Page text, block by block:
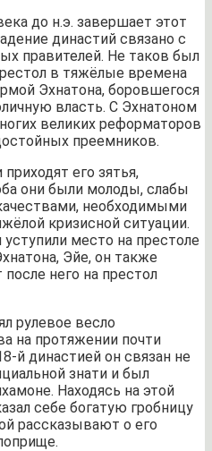
до н.э. завершает этот
династий связано с
правителей. Не таков был
в тяжёлые времена
Эхнатона, боровшегося
власть. С Эхнатоном
великих реформаторов
преемников.
его зятья,
они были молоды, слабы
необходимыми
кризисной ситуации.
место на престоле
Эйе, он также
него на престол
рулевое весло
на протяжении почти
й династией он связан не
знати и был
Находясь на этой
себе богатую гробницу
рассказывают о его